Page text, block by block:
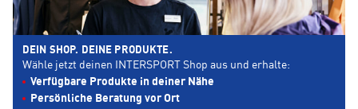
DEIN SHOP. DEINE PRODUKTE.
Wähle jetzt deinen INTERSPORT Shop aus und erhalte:
Verfügbare Produkte in deiner Nähe
Persönliche Beratung vor Ort